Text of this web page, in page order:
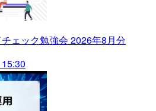
ェック勉強会 2026年8月分